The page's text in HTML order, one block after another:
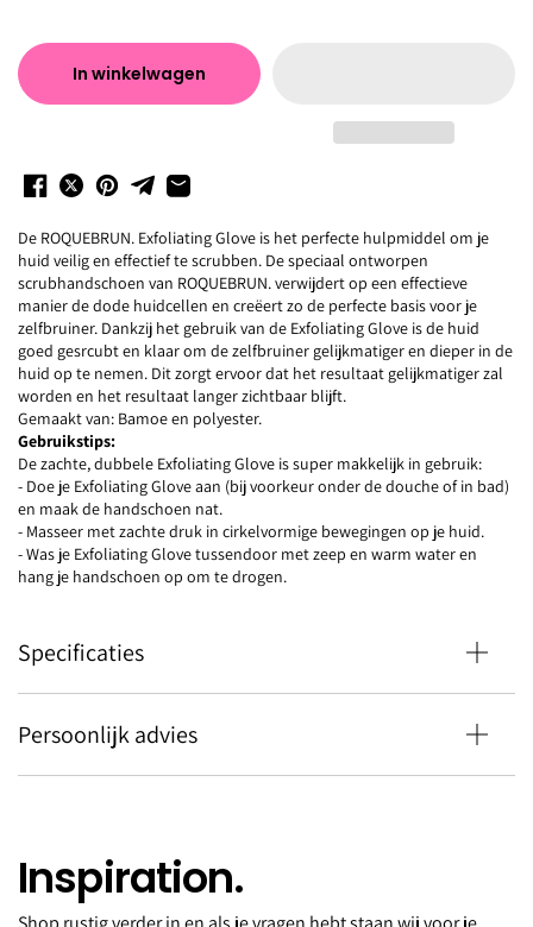
In winkelwagen
De ROQUEBRUN. Exfoliating Glove is het perfecte hulpmiddel om je
huid veilig en effectief te scrubben. De speciaal ontworpen
scrubhandschoen van ROQUEBRUN. verwijdert op een effectieve
manier de dode huidcellen en creëert zo de perfecte basis voor je
zelfbruiner. Dankzij het gebruik van de Exfoliating Glove is de huid
goed gesrcubt en klaar om de zelfbruiner gelijkmatiger en dieper in de
huid op te nemen. Dit zorgt ervoor dat het resultaat gelijkmatiger zal
worden en het resultaat langer zichtbaar blijft.
Gemaakt van: Bamoe en polyester.
Gebruikstips:
De zachte, dubbele Exfoliating Glove is super makkelijk in gebruik:
- Doe je Exfoliating Glove aan (bij voorkeur onder de douche of in bad)
en maak de handschoen nat.
- Masseer met zachte druk in cirkelvormige bewegingen op je huid.
- Was je Exfoliating Glove tussendoor met zeep en warm water en
hang je handschoen op om te drogen.
Specificaties
Persoonlijk advies
Inspiration.